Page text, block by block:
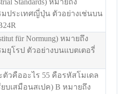
Standards) หมายถึง
ประเทศญี่ปุ่น ตัวอย่างเช่นบน
für Normung) หมายถึง
ยุโรป ตัวอย่างบนแบตเตอรี่
ตัวคืออะไร 55 คือรหัสโมเดล
บเสมือนสเปค) B หมายถึง